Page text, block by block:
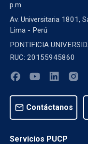
p.m.
Av. Universitaria 1801,
Lima - Perú
PONTIFICIA
RUC: 20155945860
mail Contáctanos
Servicios PUCP